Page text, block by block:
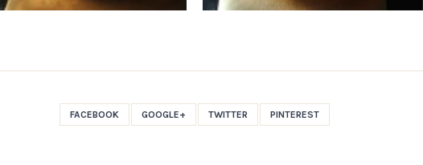
FACEBOOK GOOGLE+ TWITTER PINTEREST